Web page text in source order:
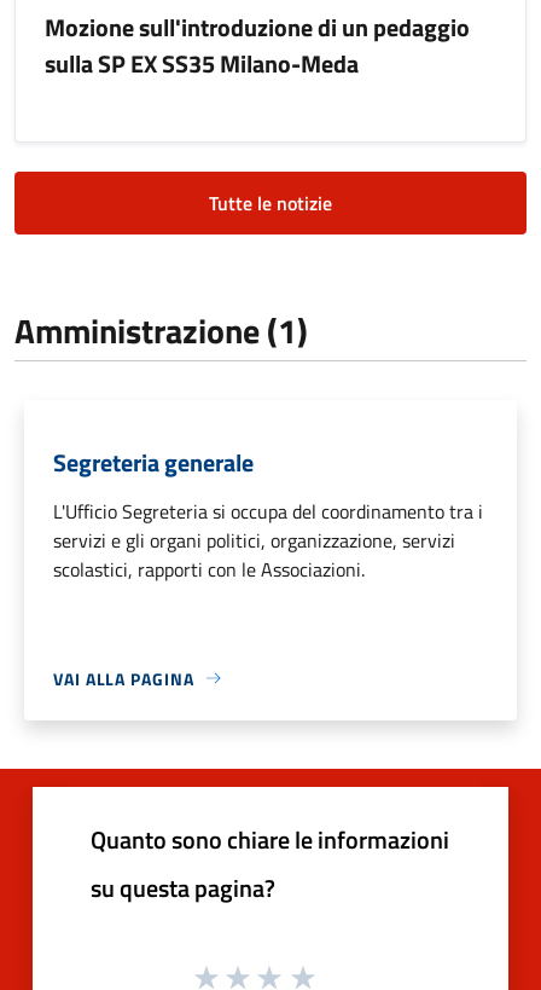
Mozione sull'introduzione di un pedaggio
sulla SP EX SS35 Milano-Meda
Tutte le notizie
Amministrazione (1)
Segreteria generale
L'Ufficio Segreteria si occupa del coordinamento tra i
servizi e gli organi politici, organizzazione, servizi
scolastici, rapporti con le Associazioni.
VAI ALLA PAGINA
Quanto sono chiare le informazioni
su questa pagina?